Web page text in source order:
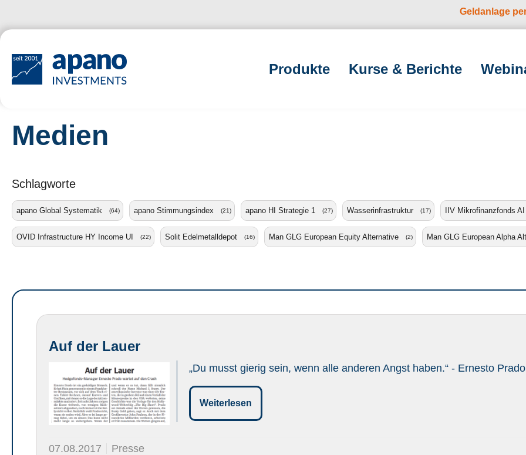
Geldanlage
Produkte Kurse & Berichte
Medien
Schlagworte
apano Global Systematik (64) apano Stimmungsindex (21) apano HI Strategie 1 (27) Wasserinfrastruktur (17) IIV Mikrofinanzfonds AI
OVID Infrastructure HY Income UI (22) Solit Edelmetalldepot (16) Man GLG European Equity Alternative (2) Man GLG European Alpha
Auf der Lauer
„Du musst gierig sein, wenn alle anderen Angst haben.“ - Ernesto Prado
Weiterlesen
07.08.2017 Presse